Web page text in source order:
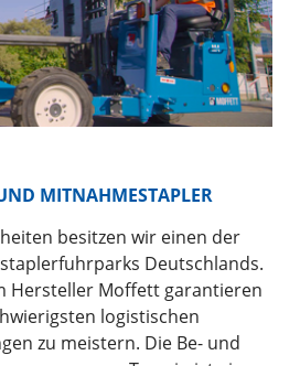
MITNAHMESTAPLER
besitzen wir einen der
Deutschlands.
Hersteller Moffett garantieren
logistischen
zu meistern. Die Be- und